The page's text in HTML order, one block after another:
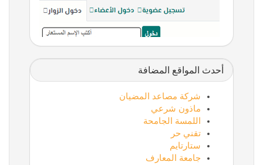
أحدث المواقع المضافة
شركة مصاعد المضيان
ماذون شرعي
اللمسة الجامحة
تقني حر
ستارتايم
جامعة المعارف